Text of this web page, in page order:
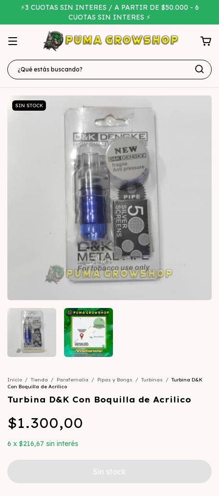
⚡3 CUOTAS SIN INTERES / A PARTIR DE $50.000 - 6
CUOTAS SIN INTERES ⚡
SIN STOCK
Inicio / Tienda / Parafernalia / Pipas y Bongs / Turbinas / Turbina D&K
Con Boquilla de Acrilico
Turbina D&K Con Boquilla de Acrilico
$1.300,00
6 x $216,67 sin interés